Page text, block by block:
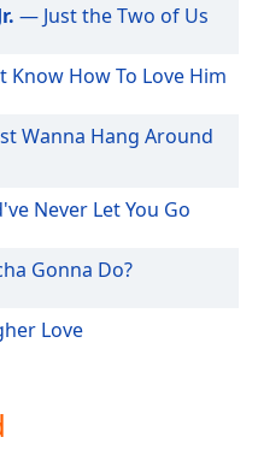
— Just the Two of Us
How To Love Him
Wanna Hang Around
Never Let You Go
Gonna Do?
Love